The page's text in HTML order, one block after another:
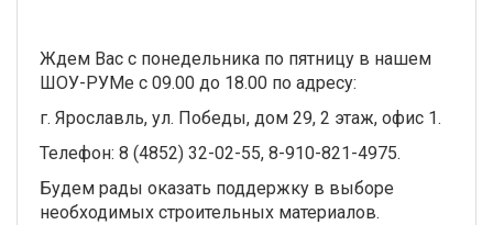
Ждем Вас с понедельника по пятницу в нашем
ШОУ-РУМе с 09.00 до 18.00 по адресу:
г. Ярославль, ул. Победы, дом 29, 2 этаж, офис 1.
Телефон: 8 (4852) 32-02-55, 8-910-821-4975.
Будем рады оказать поддержку в выборе
необходимых строительных материалов.